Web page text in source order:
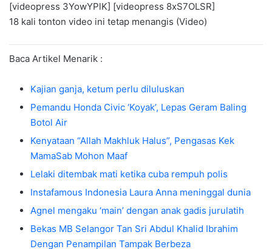
[videopress 3YowYPlK] [videopress 8xS7OLSR]
18 kali tonton video ini tetap menangis (Video)
Baca Artikel Menarik :
Kajian ganja, ketum perlu diluluskan
Pemandu Honda Civic ‘Koyak’, Lepas Geram Baling
Botol Air
Kenyataan “Allah Makhluk Halus”, Pengasas Kek
MamaSab Mohon Maaf
Lelaki ditembak mati ketika cuba rempuh polis
Instafamous Indonesia Laura Anna meninggal dunia
Agnel mengaku ‘main’ dengan anak gadis jurulatih
Bekas MB Selangor Tan Sri Abdul Khalid Ibrahim
Dengan Penampilan Tampak Berbeza